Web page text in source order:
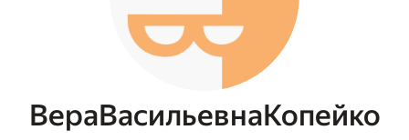
ВераВасильевнаКопейко